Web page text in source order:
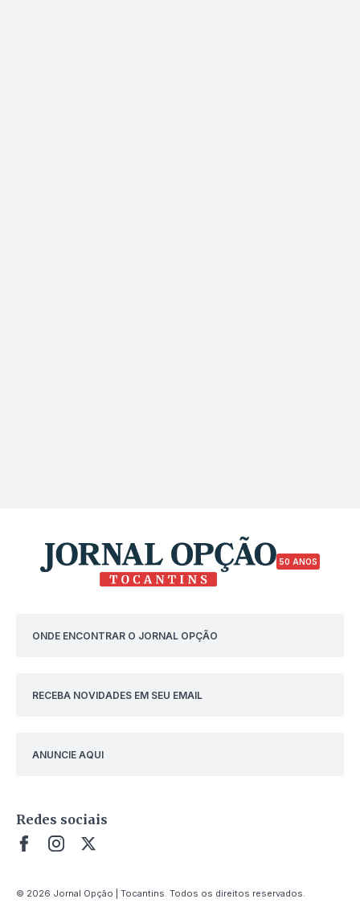
50 ANOS
ONDE ENCONTRAR O JORNAL OPÇÃO
RECEBA NOVIDADES EM SEU EMAIL
ANUNCIE AQUI
Redes sociais
© 2026 Jornal Opção | Tocantins. Todos os direitos reservados.